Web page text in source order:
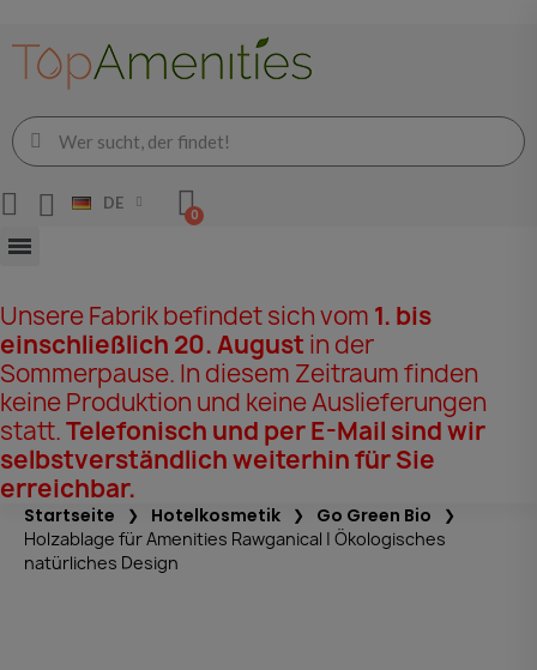
DE
Unsere Fabrik befindet sich vom 1. bis
einschließlich 20. August in der
Sommerpause. In diesem Zeitraum finden
keine Produktion und keine Auslieferungen
statt.Telefonisch und per E-Mail sind wir
selbstverständlich weiterhin für Sie
erreichbar.
Startseite Hotelkosmetik Go Green Bio
Holzablage für Amenities Rawganical | Ökologisches
natürliches Design